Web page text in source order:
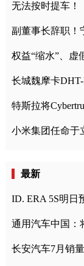
无法按时提车！
副董事长辞职！
权益“缩水”、虚
长城魏摩卡
特斯拉将
最新
ID. ERA 5S明日
通用汽车中国：
长安汽车7月销量